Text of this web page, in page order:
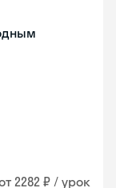
2282 ₽ / урок